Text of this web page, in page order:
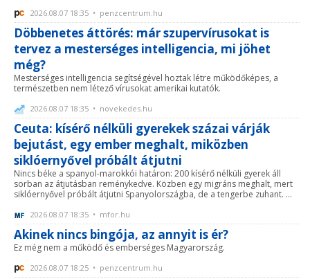
2026.08.07 18:35 • penzcentrum.hu
Döbbenetes áttörés: már szupervírusokat is
tervez a mesterséges intelligencia, mi jöhet
még?
Mesterséges intelligencia segítségével hoztak létre működőképes, a
természetben nem létező vírusokat amerikai kutatók.
2026.08.07 18:35 • novekedes.hu
Ceuta: kísérő nélküli gyerekek százai várják
bejutást, egy ember meghalt, miközben
siklóernyővel próbált átjutni
Nincs béke a spanyol-marokkói határon: 200 kísérő nélküli gyerek áll
sorban az átjutásban reménykedve. Közben egy migráns meghalt, mert
siklóernyővel próbált átjutni Spanyolországba, de a tengerbe zuhant. ...
2026.08.07 18:35 • mfor.hu
Akinek nincs bingója, az annyit is ér?
Ez még nem a működő és emberséges Magyarország.
2026.08.07 18:25 • penzcentrum.hu